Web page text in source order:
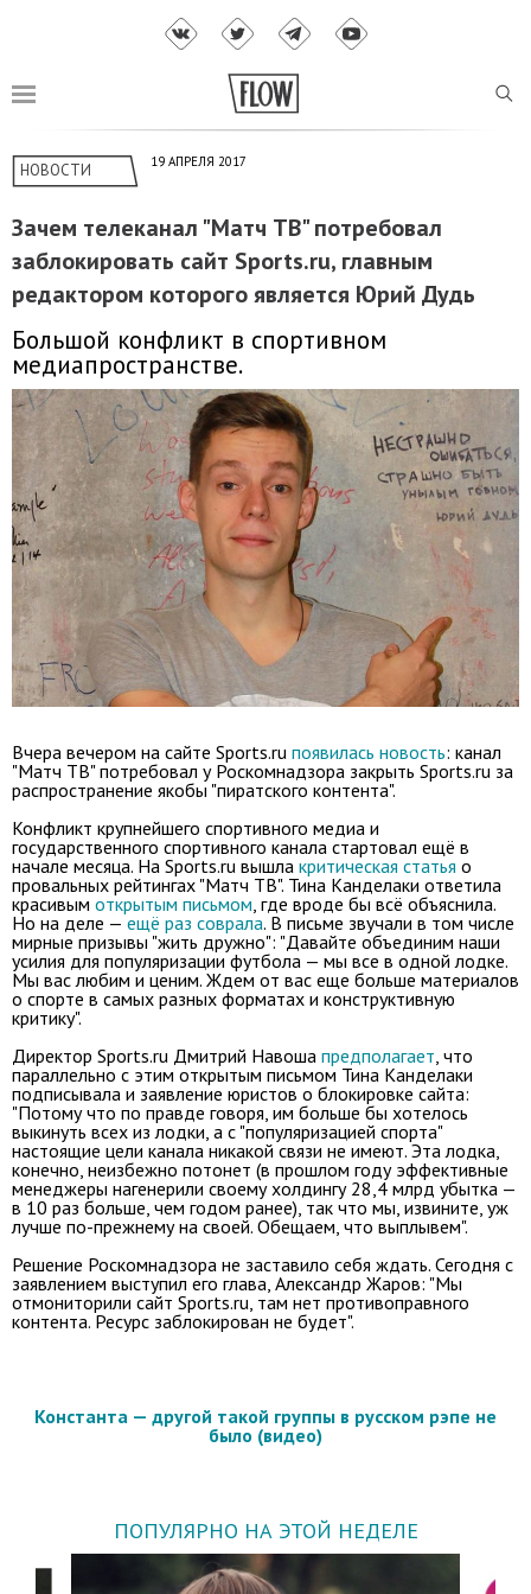
НОВОСТИ 19 АПРЕЛЯ 2017
Зачем телеканал "Матч ТВ" потребовал
заблокировать сайт Sports.ru, главным
редактором которого является Юрий Дудь
Большой конфликт в спортивном
медиапространстве.
Вчера вечером на сайте Sports.ru появилась новость: канал
"Матч ТВ" потребовал у Роскомнадзора закрыть Sports.ru за
распространение якобы "пиратского контента".
Конфликт крупнейшего спортивного медиа и
государственного спортивного канала стартовал ещё в
начале месяца. На Sports.ru вышла критическая статья о
провальных рейтингах "Матч ТВ". Тина Канделаки ответила
красивым открытым письмом, где вроде бы всё объяснила.
Но на деле — ещё раз соврала. В письме звучали в том числе
мирные призывы "жить дружно": "Давайте объединим наши
усилия для популяризации футбола — мы все в одной лодке.
Мы вас любим и ценим. Ждем от вас еще больше материалов
о спорте в самых разных форматах и конструктивную
критику".
Директор Sports.ru Дмитрий Навоша предполагает, что
параллельно с этим открытым письмом Тина Канделаки
подписывала и заявление юристов о блокировке сайта:
"Потому что по правде говоря, им больше бы хотелось
выкинуть всех из лодки, а с "популяризацией спорта"
настоящие цели канала никакой связи не имеют. Эта лодка,
конечно, неизбежно потонет (в прошлом году эффективные
менеджеры нагенерили своему холдингу 28,4 млрд убытка —
в 10 раз больше, чем годом ранее), так что мы, извините, уж
лучше по-прежнему на своей. Обещаем, что выплывем".
Решение Роскомнадзора не заставило себя ждать. Сегодня с
заявлением выступил его глава, Александр Жаров: "Мы
отмониторили сайт Sports.ru, там нет противоправного
контента. Ресурс заблокирован не будет".
Константа — другой такой группы в русском рэпе не
было (видео)
ПОПУЛЯРНО НА ЭТОЙ НЕДЕЛЕ